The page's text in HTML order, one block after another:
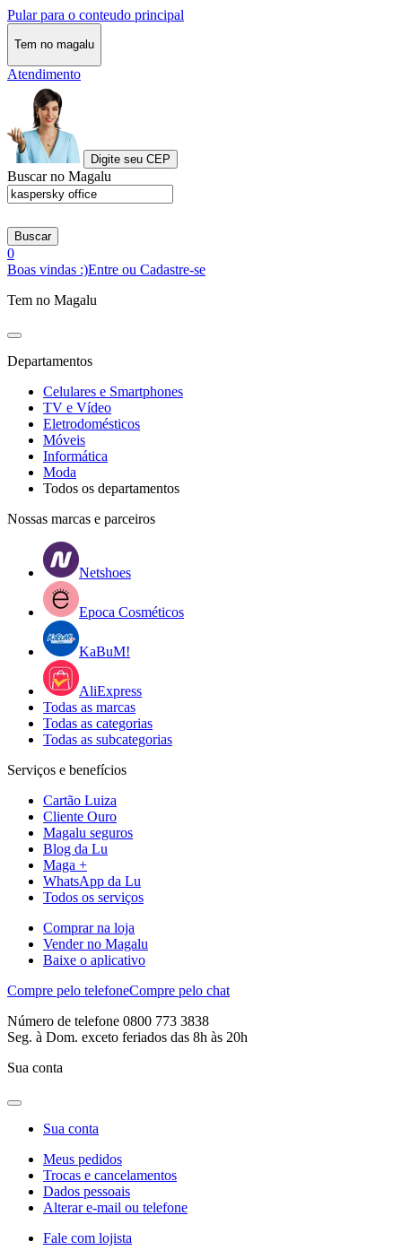
Pular para o conteudo principal
Tem no magalu
Atendimento
Digite seu CEP
Buscar no Magalu
Buscar
0
Boas vindas :)Entre ou Cadastre-se
Tem no Magalu
Departamentos
Celulares e Smartphones
TV e Vídeo
Eletrodomésticos
Móveis
Informática
Moda
Todos os departamentos
Nossas marcas e parceiros
Netshoes
Epoca Cosméticos
KaBuM!
AliExpress
Todas as marcas
Todas as categorias
Todas as subcategorias
Serviços e benefícios
Cartão Luiza
Cliente Ouro
Magalu seguros
Blog da Lu
Maga +
WhatsApp da Lu
Todos os serviços
Comprar na loja
Vender no Magalu
Baixe o aplicativo
Compre pelo telefoneCompre pelo chat
Número de telefone 0800 773 3838
Seg. à Dom. exceto feriados das 8h às 20h
Sua conta
Sua conta
Meus pedidos
Trocas e cancelamentos
Dados pessoais
Alterar e-mail ou telefone
Fale com lojista